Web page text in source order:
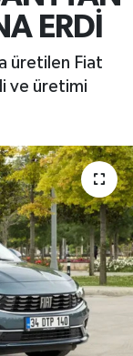
ERDİ
üretilen Fiat
ve üretimi